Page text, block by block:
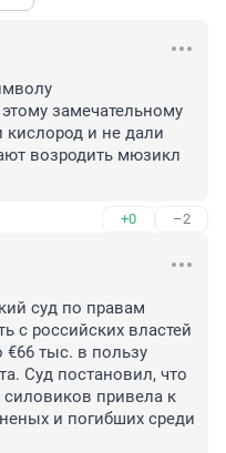
замечательному
и не дали
возродить мюзикл
+0 –2
суд по правам
с российских властей
тыс. в пользу
Суд постановил, что
силовиков привела к
и погибших среди